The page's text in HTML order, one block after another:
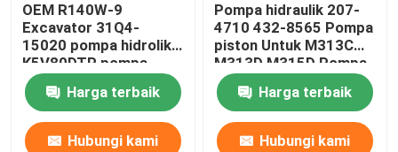
OEM R140W-9
Excavator 31Q4-
15020 pompa hidrolik
K5V80DTP pompa
utama hidrolik
Harga terbaik
Hubungi kami
Pompa hidraulik 207-
4710 432-8565 Pompa
piston Untuk M313C
M313D M315D Pompa
hidraulik
Harga terbaik
Hubungi kami